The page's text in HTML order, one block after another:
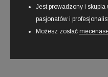
Jest prowadzony i skupia
pasjonatów i
Możesz zostać